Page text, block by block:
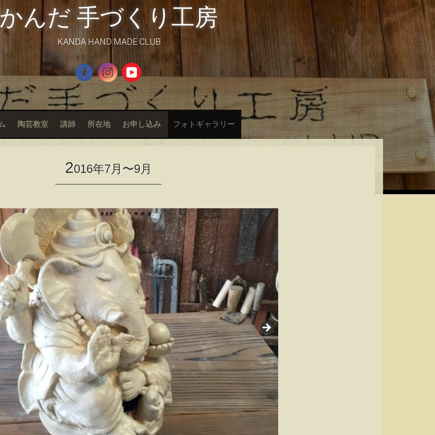
かんだ 手づくり工房
KANDA HAND MADE CLUB
陶芸教室 講師 所在地 お申し込み フォトギャラリー
2016年7月〜9月